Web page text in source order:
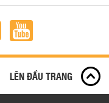
LÊN ĐẦU TRANG